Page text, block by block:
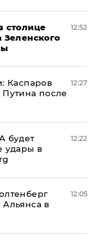
столице
Зеленского
12:52
Каспаров
после
12:27
будет
удары в
12:22
в
12:05